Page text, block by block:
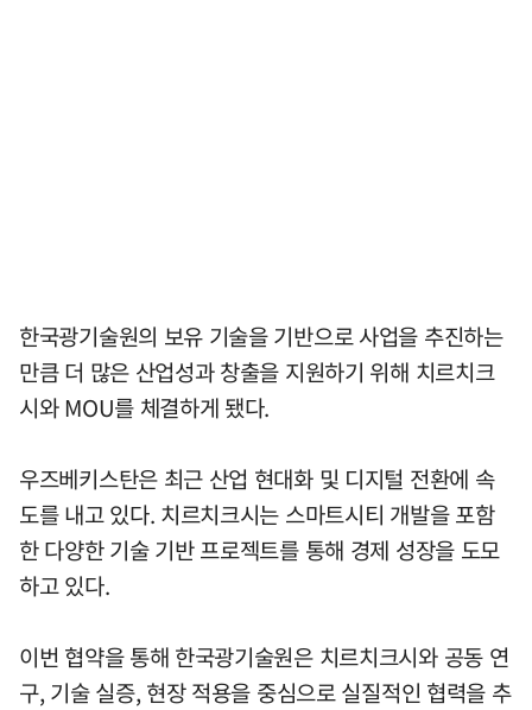
한국광기술원의 보유 기술을 기반으로 사업을 추진하는
만큼 더 많은 산업성과 창출을 지원하기 위해 치르치크
시와 MOU를 체결하게 됐다.
우즈베키스탄은 최근 산업 현대화 및 디지털 전환에 속
도를 내고 있다. 치르치크시는 스마트시티 개발을 포함
한 다양한 기술 기반 프로젝트를 통해 경제 성장을 도모
하고 있다.
이번 협약을 통해 한국광기술원은 치르치크시와 공동 연
구, 기술 실증, 현장 적용을 중심으로 실질적인 협력을 추